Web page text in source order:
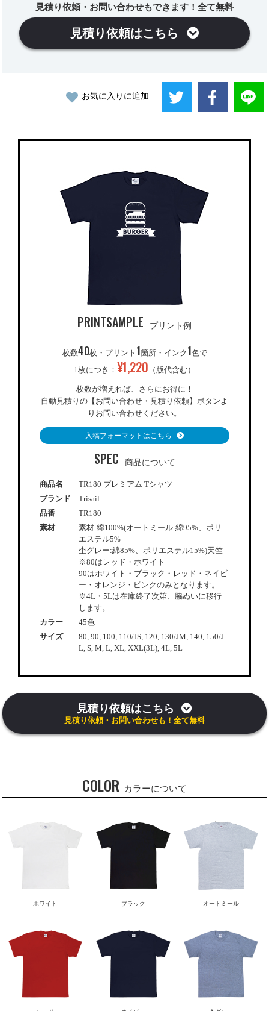
見積り依頼・お問い合わせもできます！全て無料
見積り依頼はこちら
お気に入りに追加
PRINTSAMPLE プリント例
枚数40枚・プリント 1箇所・インク 1色で
1枚につき： ¥1,220 （版代含む）
枚数が増えれば、さらにお得に！
自動見積りの【お問い合わせ・見積り依頼】ボタンよ
りお問い合わせください。
入稿フォーマットはこちら
SPEC 商品について
商品名
TR180 プレミアム Tシャツ
ブランド
Trisail
品番
TR180
素材
素材:綿100%(オートミール:綿95%、ポリ
エステル5%
杢グレー:綿85%、ポリエステル15%)天竺
※80はレッド・ホワイト
90はホワイト・ブラック・レッド・ネイビ
ー・オレンジ・ピンクのみとなります。
※4L・5Lは在庫終了次第、脇ぬいに移行
します。
カラー
45色
サイズ
80, 90, 100, 110/JS, 120, 130/JM, 140, 150/J
L, S, M, L, XL, XXL(3L), 4L, 5L
見積り依頼はこちら
見積り依頼・お問い合わせも！全て無料
COLOR カラーについて
ホワイト ブラック オートミール